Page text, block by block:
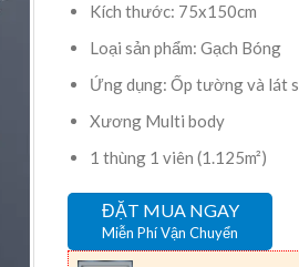
Kích thước: 75x150cm
Loại sản phẩm: Gạch Bóng
Ứng dụng: Ốp tường và lát
Xương Multi body
1 thùng 1 viên (1.125m²)
ĐẶT MUA NGAY
Miễn Phí Vận Chuyển